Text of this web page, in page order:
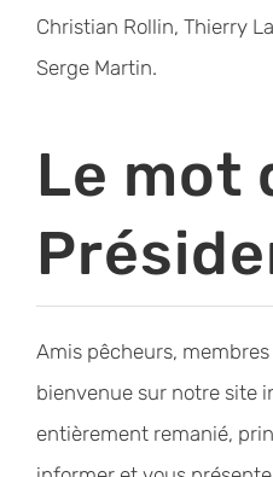
Christian Rollin, Thierry
Serge Martin.
Le mot
Amis pêcheurs,
bienvenue sur notre site
entièrement remanié,